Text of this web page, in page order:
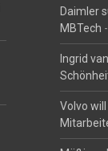
Daimler
MBTech
Ingrid
Volvo